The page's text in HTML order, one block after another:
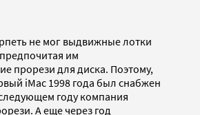
не мог выдвижные лотки
им
прорези для диска. Поэтому,
iMac 1998 года был снабжен
году компания
А еще через год